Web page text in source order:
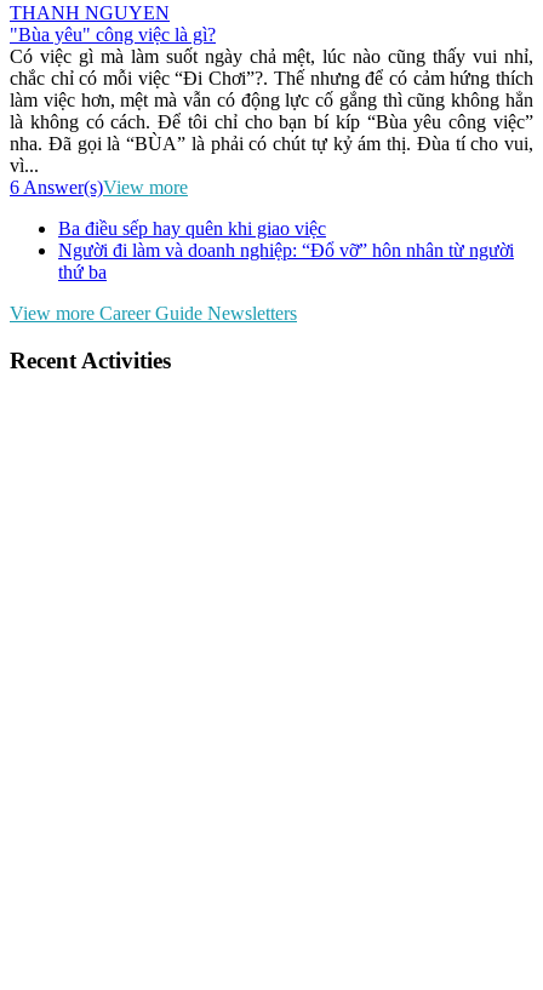
THANH NGUYEN
"Bùa yêu" công việc là gì?
Có việc gì mà làm suốt ngày chả mệt, lúc nào cũng thấy vui nhỉ,
chắc chỉ có mỗi việc “Đi Chơi”?. Thế nhưng để có cảm hứng thích
làm việc hơn, mệt mà vẫn có động lực cố gắng thì cũng không hẳn
là không có cách. Để tôi chỉ cho bạn bí kíp “Bùa yêu công việc”
nha. Đã gọi là “BÙA” là phải có chút tự kỷ ám thị. Đùa tí cho vui,
vì...
6 Answer(s)View more
Ba điều sếp hay quên khi giao việc
Người đi làm và doanh nghiệp: “Đổ vỡ” hôn nhân từ người
thứ ba
View more Career Guide Newsletters
Recent Activities